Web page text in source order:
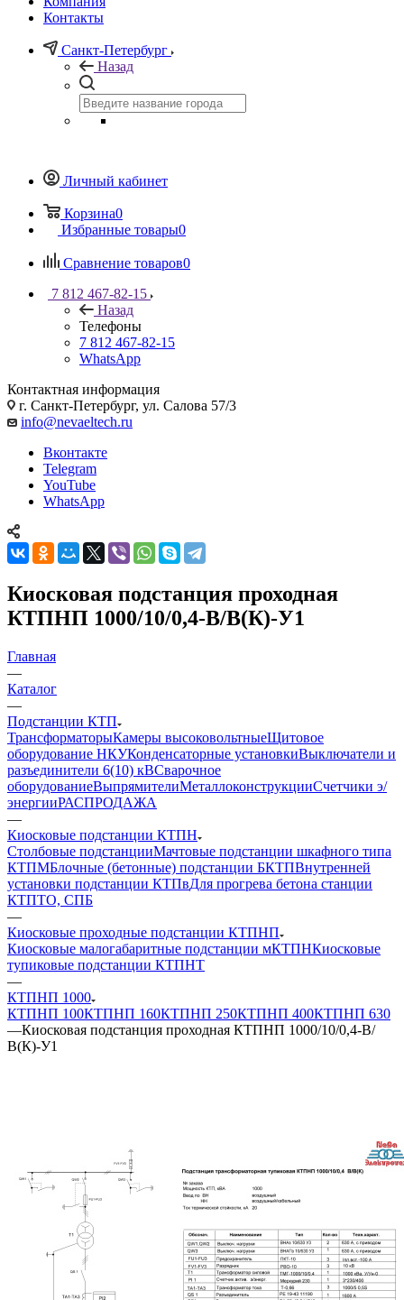
Контакты
Санкт-Петербург
Назад
Личный кабинет
Корзина0
Избранные товары0
Сравнение товаров0
7 812 467-82-15
Назад
Телефоны
7 812 467-82-15
WhatsApp
Контактная информация
г. Санкт-Петербург, ул. Салова 57/3
info@nevaeltech.ru
Вконтакте
Telegram
YouTube
WhatsApp
Киосковая подстанция проходная
КТПНП 1000/10/0,4-В/В(К)-У1
Главная
—
Каталог
—
Подстанции КТП
ТрансформаторыКамеры высоковольтныеЩитовое
оборудование НКУКонденсаторные установкиВыключатели и
разъединители 6(10) кВСварочное
оборудованиеВыпрямителиМеталлоконструкцииСчетчики э/
энергииРАСПРОДАЖА
—
Киосковые подстанции КТПН
Столбовые подстанцииМачтовые подстанции шкафного типа
КТПМБлочные (бетонные) подстанции БКТПВнутренней
установки подстанции КТПвДля прогрева бетона станции
КТПТО, СПБ
—
Киосковые проходные подстанции КТПНП
Киосковые малогабаритные подстанции мКТПНКиосковые
тупиковые подстанции КТПНТ
—
КТПНП 1000
КТПНП 100КТПНП 160КТПНП 250КТПНП 400КТПНП 630
—Киосковая подстанция проходная КТПНП 1000/10/0,4-В/
В(К)-У1